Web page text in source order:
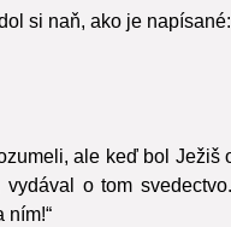
si naň, ako je napísané:
ale keď bol
o tom svedectvo.
ním!“